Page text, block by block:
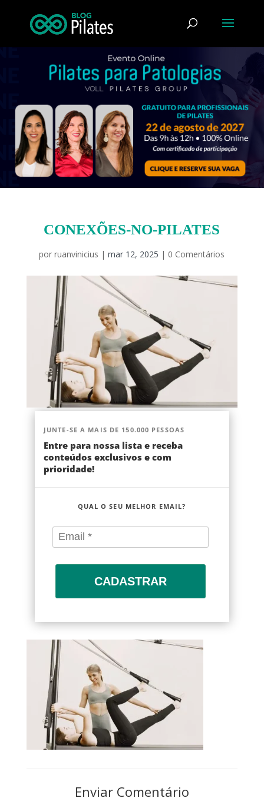
CONEXÕES-NO-PILATES
porruanvinicius |mar 12, 2025 | 0 Comentários
JUNTE-SE A MAIS DE 150.000 PESSOAS
Entre para nossa lista e receba
conteúdos exclusivos e com
prioridade!
QUAL O SEU MELHOR EMAIL?
CADASTRAR
Enviar Comentário